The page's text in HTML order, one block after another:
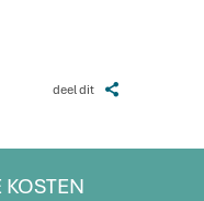
deel dit Z